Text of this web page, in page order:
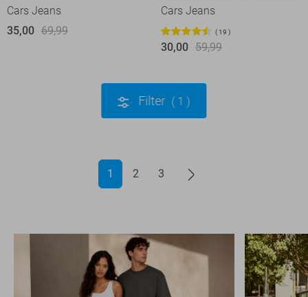
Cars Jeans
35,00 69,99
Cars Jeans
19
30,00 59,99
Filter 1
1 2 3